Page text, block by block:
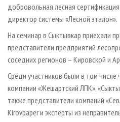
добровольная лесная
директор системы «Лесной эталон».
На семинар в Сыктывкар приехали
представители предприятий
соседних регионов – Кировской и
Среди участников были в том
компании «Жешартский ЛПК»,
также представители компаний
Kirovpaper и эксперты из